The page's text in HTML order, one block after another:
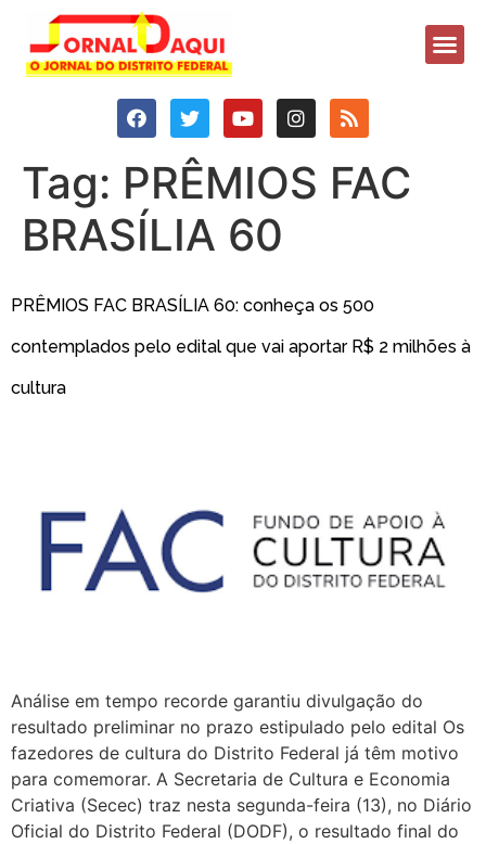
Tag: PRÊMIOS FAC
BRASÍLIA 60
PRÊMIOS FAC BRASÍLIA 60: conheça os 500
contemplados pelo edital que vai aportar R$ 2 milhões à
cultura
Análise em tempo recorde garantiu divulgação do
resultado preliminar no prazo estipulado pelo edital Os
fazedores de cultura do Distrito Federal já têm motivo
para comemorar. A Secretaria de Cultura e Economia
Criativa (Secec) traz nesta segunda-feira (13), no Diário
Oficial do Distrito Federal (DODF), o resultado final do